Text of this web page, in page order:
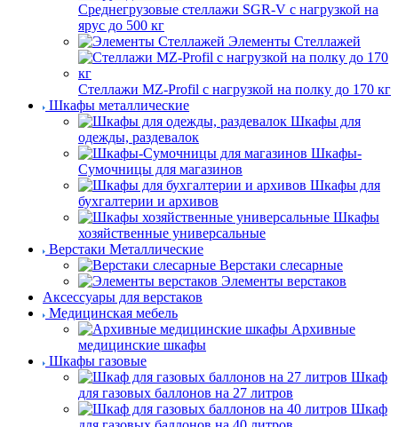
Среднегрузовые стеллажи SGR-V с нагрузкой на
ярус до 500 кг
Элементы Стеллажей
Стеллажи MZ-Profil с нагрузкой на полку до 170 кг
Шкафы металлические
Шкафы для
одежды, раздевалок
Шкафы-
Сумочницы для магазинов
Шкафы для
бухгалтерии и архивов
Шкафы
хозяйственные универсальные
Верстаки Металлические
Верстаки слесарные
Элементы верстаков
Аксессуары для верстаков
Медицинская мебель
Архивные
медицинские шкафы
Шкафы газовые
Шкаф
для газовых баллонов на 27 литров
Шкаф